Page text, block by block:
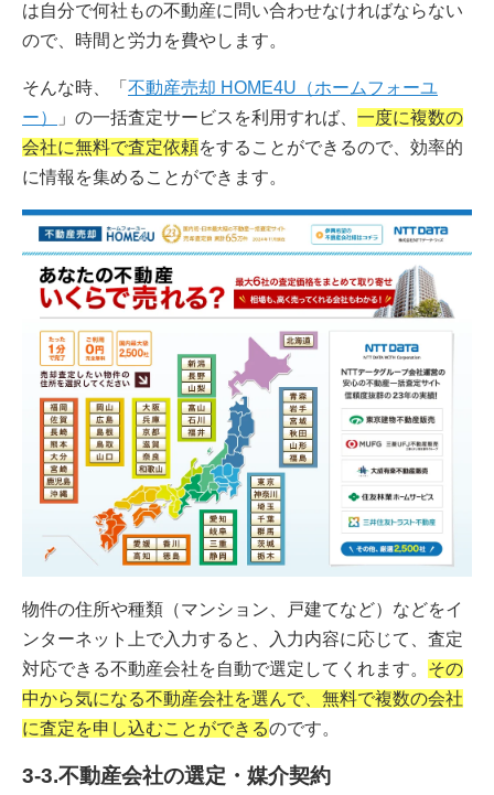
は自分で何社もの不動産に問い合わせなければならない
ので、時間と労力を費やします。
そんな時、「 不動産売却 HOME4U（ホームフォーユ
ー）
」の一括査定サービスを利用すれば、 一度に複数の
会社に無料で査定依頼をすることができるので、効率的
に情報を集めることができます。
物件の住所や種類（マンション、戸建てなど）などをイ
ンターネット上で入力すると、入力内容に応じて、査定
対応できる不動産会社を自動で選定してくれます。 その
中から気になる不動産会社を選んで、無料で複数の会社
に査定を申し込むことができるのです。
3-3.不動産会社の選定・媒介契約